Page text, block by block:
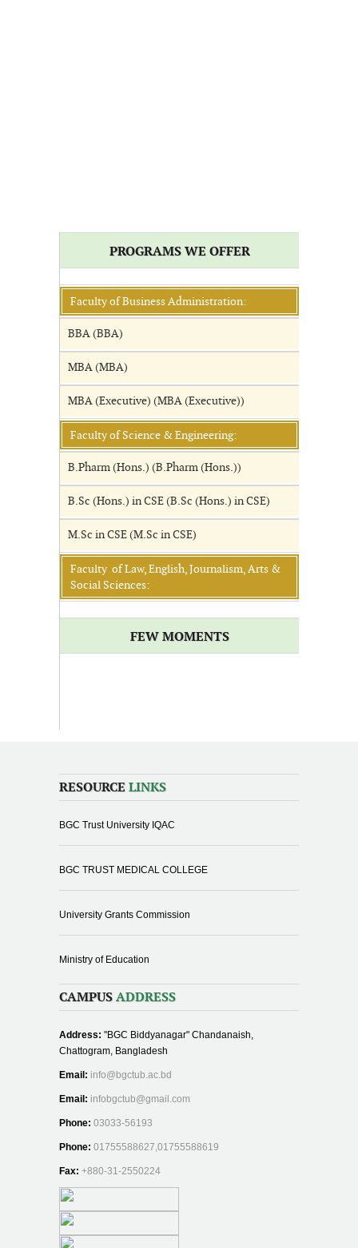
PROGRAMS WE OFFER
Faculty of Business Administration:
BBA (BBA)
MBA (MBA)
MBA (Executive) (MBA (Executive))
Faculty of Science & Engineering:
B.Pharm (Hons.) (B.Pharm (Hons.))
B.Sc (Hons.) in CSE (B.Sc (Hons.) in CSE)
M.Sc in CSE (M.Sc in CSE)
Faculty of Law, English, Journalism, Arts &
Social Sciences:
FEW MOMENTS
RESOURCE LINKS
BGC Trust University IQAC
BGC TRUST MEDICAL COLLEGE
University Grants Commission
Ministry of Education
CAMPUS ADDRESS
Address: "BGC Biddyanagar" Chandanaish,
Chattogram, Bangladesh
Email: info@bgctub.ac.bd
Email: infobgctub@gmail.com
Phone: 03033-56193
Phone: 01755588627,01755588619
Fax: +880-31-2550224